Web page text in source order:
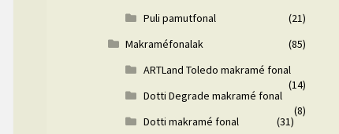
Puli pamutfonal
(21)
Makraméfonalak
(85)
ARTLand Toledo makramé fonal
(14)
Dotti Degrade makramé fonal
(8)
Dotti makramé fonal
(31)